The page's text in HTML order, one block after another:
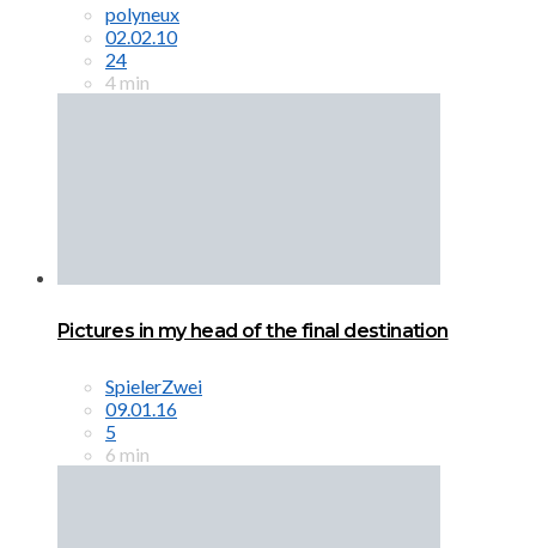
polyneux
02.02.10
24
4 min
Pictures in my head of the final destination
SpielerZwei
09.01.16
5
6 min